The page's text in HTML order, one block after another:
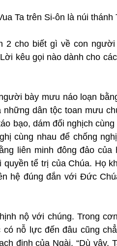
Ta trên Si-ôn là núi thánh
2 cho biết gì về con
kêu gọi nào dành cho
bày mưu náo loạn
dân tộc toan mưu
bạo, dám đối nghịch
cùng nhau để chống
liên minh đông đảo
tể trị của Chúa. Họ
hệ đúng đắn với Đức
nộ với chúng. Trong
nỗ lực đến đâu cũng
định của Ngài. “Dù vậy,